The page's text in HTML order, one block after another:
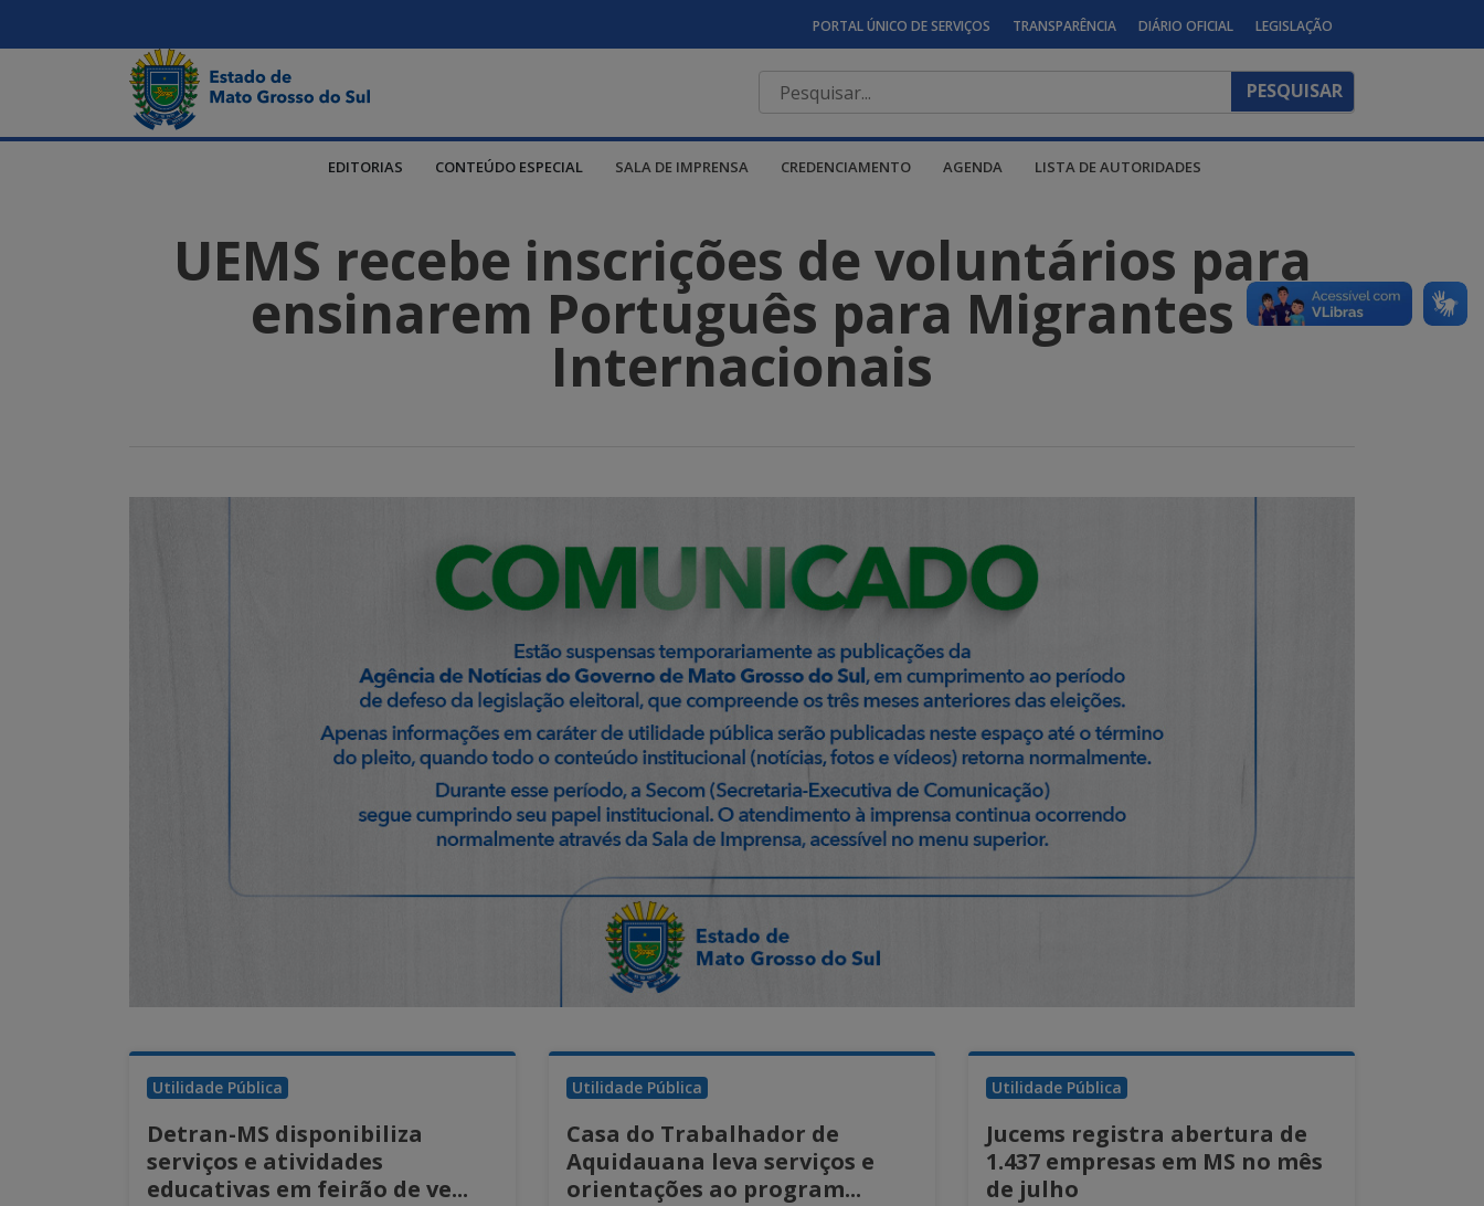
PORTAL ÚNICO DE SERVIÇOS TRANSPARÊNCIA DIÁRIO OFICIAL LEGISLAÇÃO
EDITORIAS CONTEÚDO ESPECIAL SALA DE IMPRENSA CREDENCIAMENTO AGENDA LISTA DE AUTORIDADES
UEMS recebe inscrições de voluntários para
ensinarem Português para Migrantes
Internacionais
Utilidade Pública
Detran-MS disponibiliza
serviços e atividades
educativas em feirão de ve...
Utilidade Pública
Casa do Trabalhador de
Aquidauana leva serviços e
orientações ao program...
Utilidade Pública
Jucems registra abertura de
1.437 empresas em MS no mês
de julho